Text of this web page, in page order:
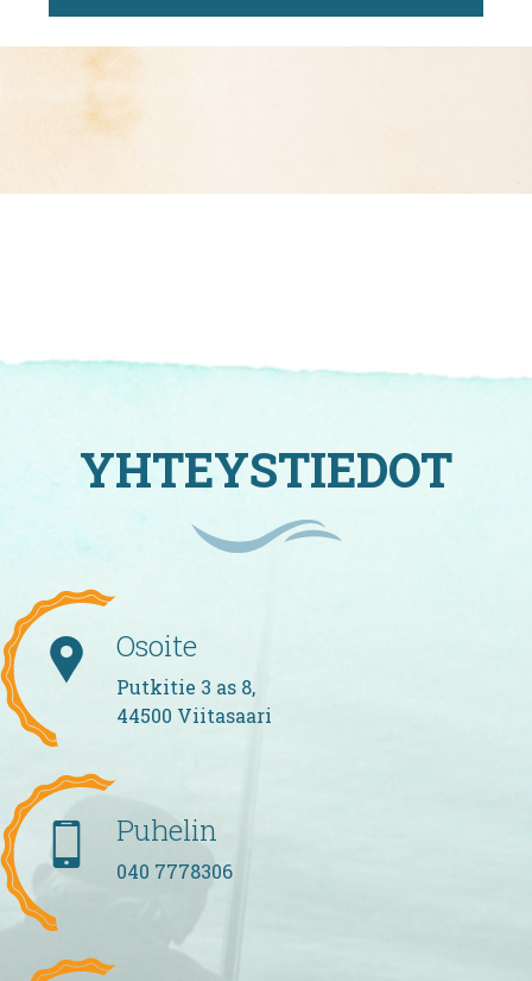
YHTEYSTIEDOT
Osoite
Putkitie 3 as 8,
44500 Viitasaari
Puhelin
040 7778306